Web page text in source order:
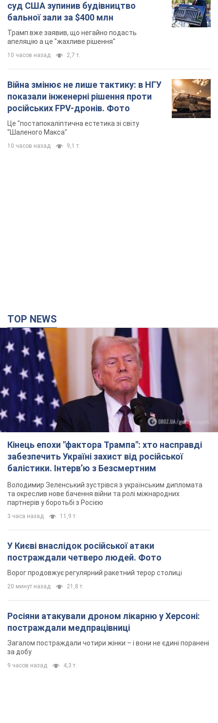
суд США зупинив будівництво
бальної зали за $400 млн
Трамп вже заявив, що негайно подасть
апеляцію а це "жахливе рішення"
10 часов назад 2,7 т.
Війна змінює не лише тактику: в НГУ
показали інженерні рішення проти
російських FPV-дронів. Фото
Це "постапокаліптична естетика зі світу
"Шаленого Макса"
10 часов назад 9,1 т.
TOP NEWS
Кінець епохи "фактора Трампа": хто насправді
забезпечить Україні захист від російської
балістики. Інтерв’ю з Безсмертним
Володимир Зеленський зустрівся з українським дипломата
та окреслив нове бачення війни та ролі міжнародних
партнерів у боротьбі з Росією
3 часа назад 11,9 т.
У Києві внаслідок російської атаки
постраждали четверо людей. Фото
Ворог продовжує регулярний ракетний терор столиці
20 минут назад 21,8 т.
Росіяни атакували дроном лікарню у Херсоні:
постраждали медпрацівниці
Загалом постраждали чотири жінки – і вони не єдині поранені
за добу
9 часов назад 4,3 т.